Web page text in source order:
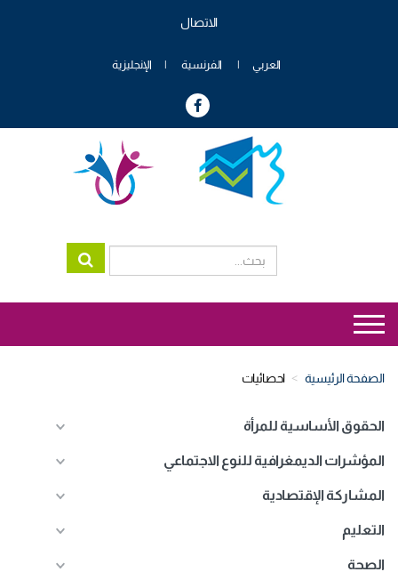
Menu
header
genre
الاتصال
العربي الفرنسية الإنجليزية
Menu
genre
الصفحة الرئيسية احصائيات
الحقوق الأساسية للمرأة
المؤشرات الديمغرافية للنوع الاجتماعي
المشاركة الإقتصادية
التعليم
الصحة